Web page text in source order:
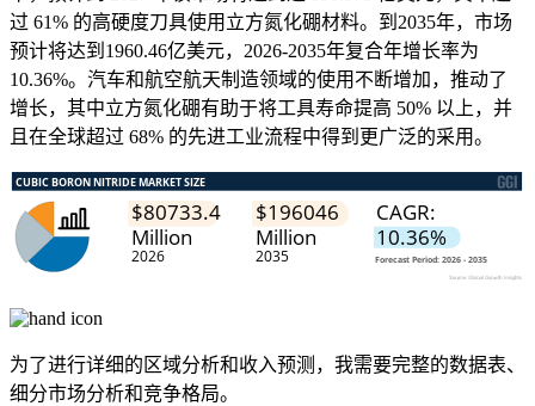
过 61% 的高硬度刀具使用立方氮化硼材料。到2035年，市场
预计将达到1960.46亿美元，2026-2035年复合年增长率为
10.36%。汽车和航空航天制造领域的使用不断增加，推动了
增长，其中立方氮化硼有助于将工具寿命提高 50% 以上，并
且在全球超过 68% 的先进工业流程中得到更广泛的采用。
为了进行详细的区域分析和收入预测，我需要完整的数据表、
细分市场分析和竞争格局。